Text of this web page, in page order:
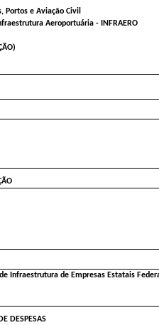
Portos e Aviação Civil
Aeroportuária - INFRAERO
Infraestrutura de Empresas Estatais
DESPESAS